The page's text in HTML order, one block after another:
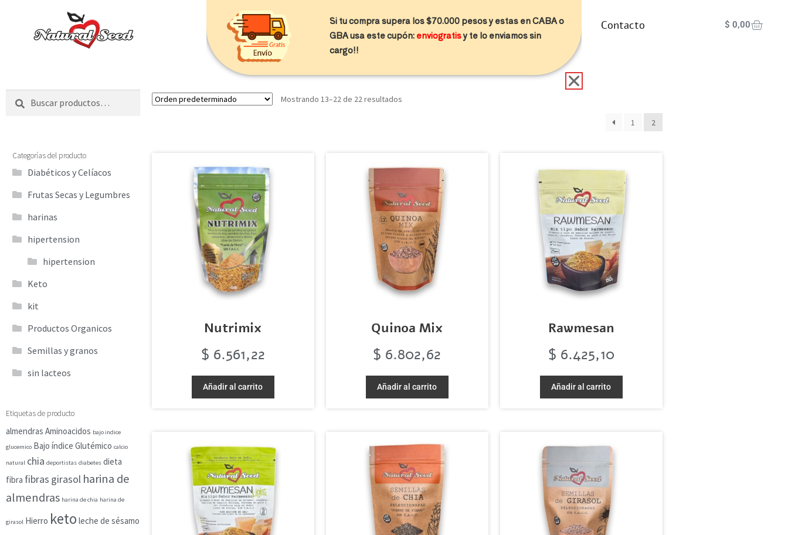
Inicio Tienda Beneficios Catálogo Blog Nosotros Contacto $ 0,00
Buscar
Categorías del producto
Diabéticos y Celíacos
Frutas Secas y Legumbres
harinas
hipertension
hipertension
Keto
kit
Productos Organicos
Semillas y granos
sin lacteos
Etiquetas de producto
almendras Aminoacidos bajo indice
glucemico Bajo índice Glutémico calcio
natural chia deportistas diabetes dieta
fibra fibras girasol harina de
almendras harina de chia harina de
girasol Hierro keto leche de sésamo
Mostrando 13–22 de 22 resultados
1 2
Nutrimix
$ 6.561,22
Añadir al carrito
Quinoa Mix
$ 6.802,62
Añadir al carrito
Rawmesan
$ 6.425,10
Añadir al carrito
Si tu compra supera los $70.000 pesos y estas en CABA o
GBA usa este cupón: enviogratisy te lo enviamos sin
cargo!!